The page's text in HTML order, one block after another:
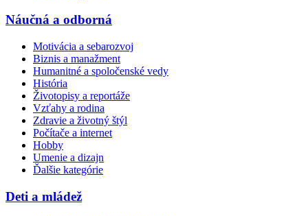
Náučná a odborná
Motivácia a sebarozvoj
Biznis a manažment
Humanitné a spoločenské vedy
História
Životopisy a reportáže
Vzťahy a rodina
Zdravie a životný štýl
Počítače a internet
Hobby
Umenie a dizajn
Ďalšie kategórie
Deti a mládež